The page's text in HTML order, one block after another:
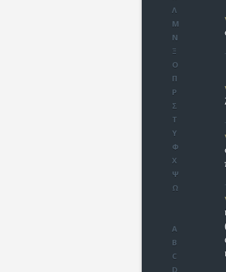
Λ
Μ
Ν
Ξ
Ο
Π
Ρ
Σ
Τ
Υ
Φ
Χ
Ψ
Ω
A
B
C
D